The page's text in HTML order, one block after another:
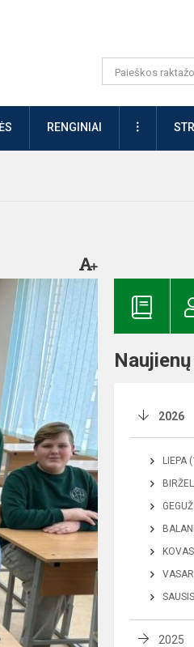
RENGINIAI DAUGIAU
2026
LIEPA
2025